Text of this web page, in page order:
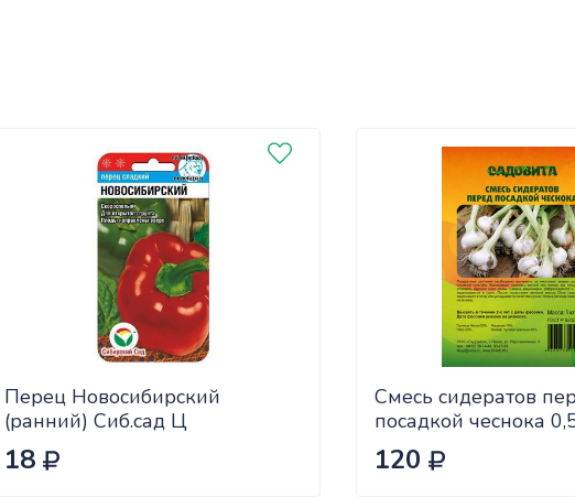
Перец Новосибирский
(ранний) Сиб.сад Ц
18
Смесь сидератов
посадкой чеснока
САДОВИТА (25/30)
120